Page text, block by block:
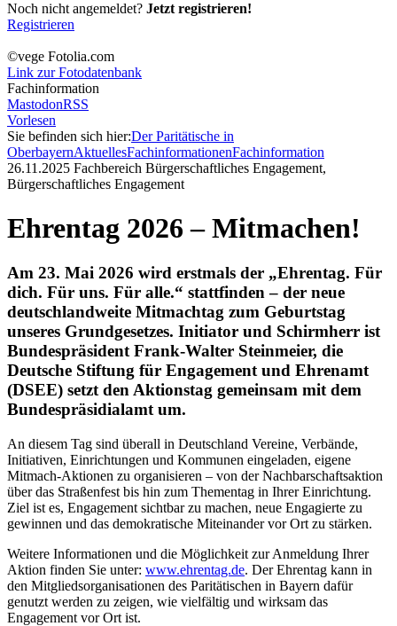
Noch nicht angemeldet? Jetzt registrieren!
Registrieren
©vege Fotolia.com
Link zur Fotodatenbank
Fachinformation
MastodonRSS
Vorlesen
Sie befinden sich hier:Der Paritätische in
OberbayernAktuellesFachinformationenFachinformation
26.11.2025 Fachbereich Bürgerschaftliches Engagement,
Bürgerschaftliches Engagement
Ehrentag 2026 – Mitmachen!
Am 23. Mai 2026 wird erstmals der „Ehrentag. Für
dich. Für uns. Für alle.“ stattfinden – der neue
deutschlandweite Mitmachtag zum Geburtstag
unseres Grundgesetzes. Initiator und Schirmherr ist
Bundespräsident Frank-Walter Steinmeier, die
Deutsche Stiftung für Engagement und Ehrenamt
(DSEE) setzt den Aktionstag gemeinsam mit dem
Bundespräsidialamt um. ​
An diesem Tag sind überall in Deutschland Vereine, Verbände,
Initiativen, Einrichtungen und Kommunen eingeladen, eigene
Mitmach-Aktionen zu organisieren – von der Nachbarschaftsaktion
über das Straßenfest bis hin zum Thementag in Ihrer Einrichtung.
Ziel ist es, Engagement sichtbar zu machen, neue Engagierte zu
gewinnen und das demokratische Miteinander vor Ort zu stärken.
Weitere Informationen und die Möglichkeit zur Anmeldung Ihrer
Aktion finden Sie unter: www.ehrentag.de. Der Ehrentag kann in
den Mitgliedsorganisationen des Paritätischen in Bayern dafür
genutzt werden zu zeigen, wie vielfältig und wirksam das
Engagement vor Ort ist.